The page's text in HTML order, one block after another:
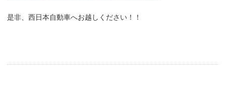
是非、西日本自動車へお越しください！！